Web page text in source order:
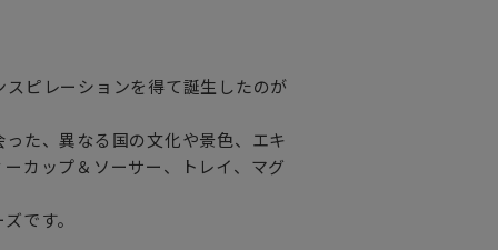
ピレーションを得て誕生したのが
た、異なる国の文化や景色、エキ
カップ＆ソーサー、トレイ、マグ
です。